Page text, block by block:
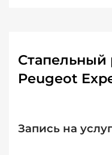
Стапельный
Peugeot
Запись на